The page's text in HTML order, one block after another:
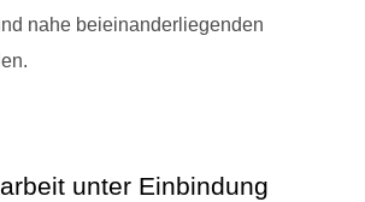
nahe beieinanderliegenden
unter Einbindung